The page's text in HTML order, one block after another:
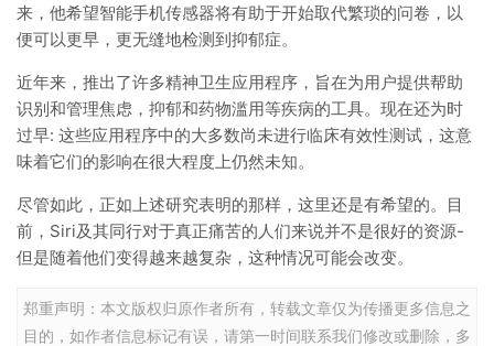
来，他希望智能手机传感器将有助于开始取代繁琐的问卷，以
便可以更早，更无缝地检测到抑郁症。
近年来，推出了许多精神卫生应用程序，旨在为用户提供帮助
识别和管理焦虑，抑郁和药物滥用等疾病的工具。现在还为时
过早: 这些应用程序中的大多数尚未进行临床有效性测试，这意
味着它们的影响在很大程度上仍然未知。
尽管如此，正如上述研究表明的那样，这里还是有希望的。目
前，Siri及其同行对于真正痛苦的人们来说并不是很好的资源-
但是随着他们变得越来越复杂，这种情况可能会改变。
郑重声明：本文版权归原作者所有，转载文章仅为传播更多信息之
目的，如作者信息标记有误，请第一时间联系我们修改或删除，多